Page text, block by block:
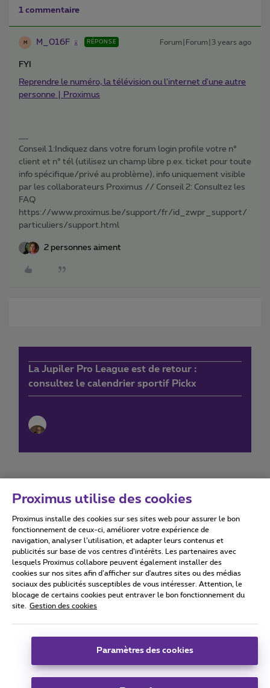
1 commentaire
M M_016F RÉPONSE Forum|Forum|3 years ago
FYI
Reprendre le numéro, la télévision ou l'internet d'une autre
personne | Proximus
Conseil 1:Indiquez dans votre forum login profile votre n°
client et n° tél (utilisez un champ libre p.ex. ticket pour toute
info spécifique/privé au problème), info uniquement visible
par les collaborateurs Proximus // Conseil 2: Consultez les
FAQ
https://www.proximus.be/support/fr/id_zwpr_support/
particuliers/support.html
2 personnes aiment
La Jupiler Pro League est de retour :
consultez le calendrier sportif Pickx
Conditions d'utilisation Accessibility statement
Tous droits réservés. © 2026
Conditions générales, info consommateur
Coordonnées de l’entreprise
Boulevard du Roi Albert II 27 - B-1030 Bruxelles.
Proximus utilise des cookies
Proximus installe des cookies sur ses sites web pour assurer le bon
fonctionnement de ceux-ci, améliorer votre expérience de
navigation, analyser l’utilisation, et adapter leurs contenus et
publicités sur base de vos centres d’intérêts. Les partenaires avec
lesquels Proximus collabore peuvent également installer des
cookies sur nos sites afin d’afficher sur d'autres sites ou des médias
sociaux des publicités susceptibles de vous intéresser. Attention, le
blocage de certains cookies peut entraver le bon fonctionnement du
site.
Gestion des cookies
Paramètres des cookies